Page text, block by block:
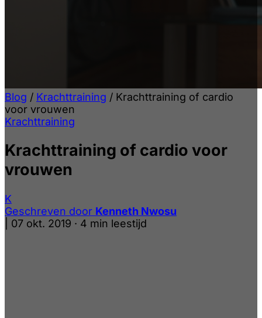
Blog / Krachttraining / Krachttraining of cardio
voor vrouwen
Krachttraining
Krachttraining of cardio voor
vrouwen
K
Geschreven door Kenneth Nwosu
07 okt. 2019 · 4 min leestijd